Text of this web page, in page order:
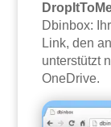
Dbinbox:
Link, den
unterstützt
OneDrive.